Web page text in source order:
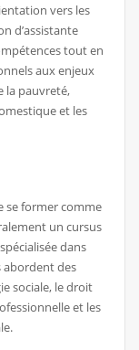
vers les
d’assistante
tout en
aux enjeux
la pauvreté,
et les
se former comme
un cursus
dans
abordent des
sociale, le droit
et les